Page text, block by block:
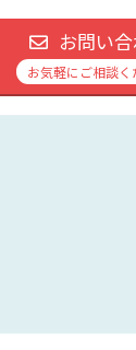
お問い
お気軽にご相談く